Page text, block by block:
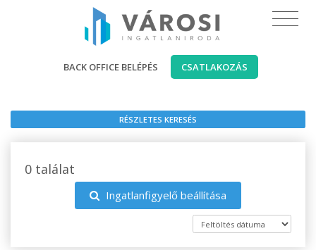
BACK OFFICE BELÉPÉS CSATLAKOZÁS
RÉSZLETES KERESÉS
0 találat
Ingatlanfigyelő beállítása